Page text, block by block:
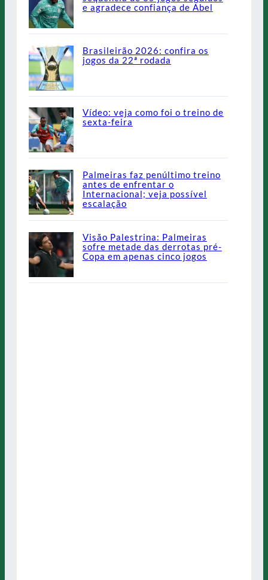
e agradece confiança de Abel
Brasileirão 2026: confira os
jogos da 22ª rodada
Vídeo: veja como foi o treino de
sexta-feira
Palmeiras faz penúltimo treino
antes de enfrentar o
Internacional; veja possível
escalação
Visão Palestrina: Palmeiras
sofre metade das derrotas pré-
Copa em apenas cinco jogos